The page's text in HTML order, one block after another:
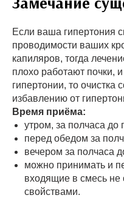
Если ваша гипертония
проводимости ваших
капиляров, тогда
плохо работают почки,
гипертонии, то очистка
избавлению от
Время приёма:
утром, за полчаса
перед обедом за
вечером за полчаса
можно принимать и
входящие в смесь
свойствами.